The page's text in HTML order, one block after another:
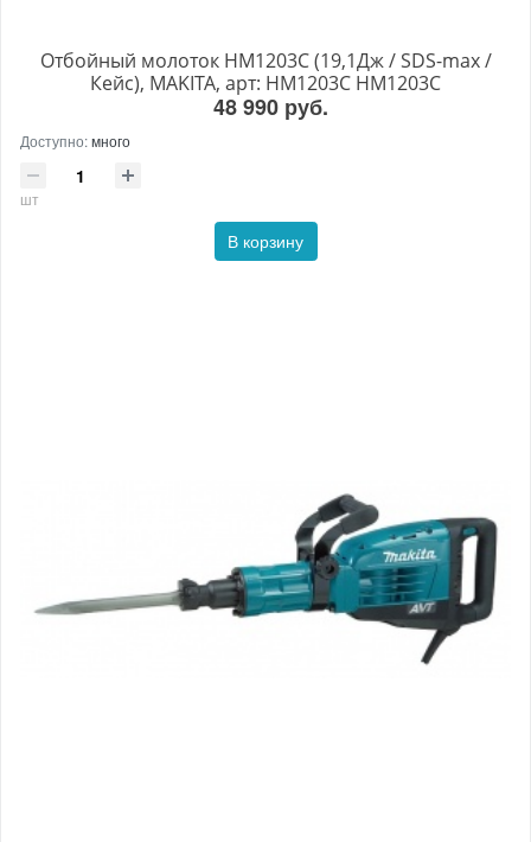
Отбойный молоток HM1203C (19,1Дж / SDS-max /
Кейс), MAKITA, арт: HM1203C HM1203C
48 990 руб.
Доступно:много
шт
В корзину